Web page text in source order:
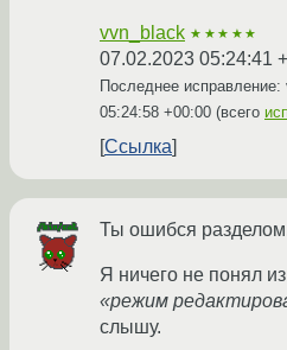
vvn_black ★★★★★
07.02.2023 05:24:41
Последнее исправление:
05:24:58 +00:00 (всего
Ссылка
Ты ошибся
Я ничего не понял
«режим
слышу.